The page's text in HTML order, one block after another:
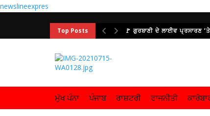
newslineexpres
Top Posts 🚩 ਗੁਰਬਾਣੀ ਦੇ ਲਾਈਵ ਪ੍ਰਸਾਰਣ
ਮੁੱਖ ਪੰਨਾ ਪੰਜਾਬ ਰਾਸ਼ਟਰੀ ਰਾਜਨੀਤੀ